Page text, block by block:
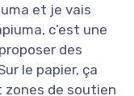
et je vais
c’est une
des
le papier, ça
de soutien